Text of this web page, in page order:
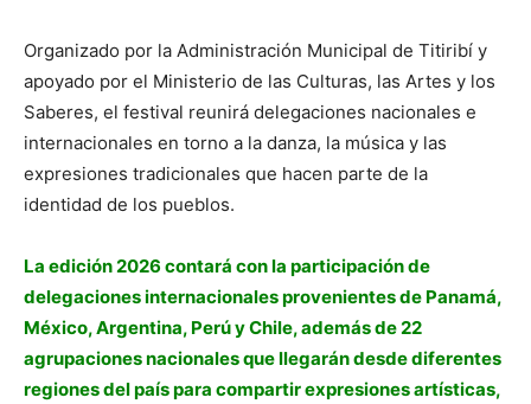
Organizado por la Administración Municipal de Titiribí y
apoyado por el Ministerio de las Culturas, las Artes y los
Saberes, el festival reunirá delegaciones nacionales e
internacionales en torno a la danza, la música y las
expresiones tradicionales que hacen parte de la
identidad de los pueblos.
La edición 2026 contará con la participación de
delegaciones internacionales provenientes de Panamá,
México, Argentina, Perú y Chile, además de 22
agrupaciones nacionales que llegarán desde diferentes
regiones del país para compartir expresiones artísticas,